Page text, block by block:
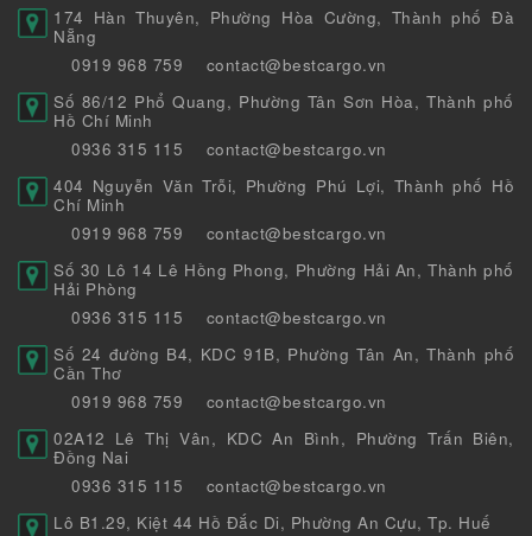
174 Hàn Thuyên, Phường Hòa Cường, Thành phố Đà
Nẵng
0919 968 759
contact@bestcargo.vn
Số 86/12 Phổ Quang, Phường Tân Sơn Hòa, Thành phố
Hồ Chí Minh
0936 315 115
contact@bestcargo.vn
404 Nguyễn Văn Trỗi, Phường Phú Lợi, Thành phố Hồ
Chí Minh
0919 968 759
contact@bestcargo.vn
Số 30 Lô 14 Lê Hồng Phong, Phường Hải An, Thành phố
Hải Phòng
0936 315 115
contact@bestcargo.vn
Số 24 đường B4, KDC 91B, Phường Tân An, Thành phố
Cần Thơ
0919 968 759
contact@bestcargo.vn
02A12 Lê Thị Vân, KDC An Bình, Phường Trấn Biên,
Đồng Nai
0936 315 115
contact@bestcargo.vn
Lô B1.29, Kiệt 44 Hồ Đắc Di, Phường An Cựu, Tp. Huế